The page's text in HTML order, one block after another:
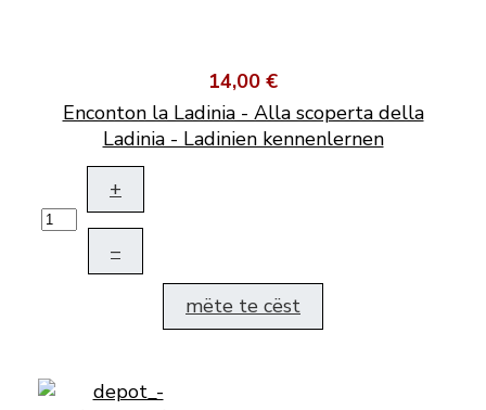
14,00 €
Enconton la Ladinia - Alla scoperta della
Ladinia - Ladinien kennenlernen
+
–
mëte te cëst